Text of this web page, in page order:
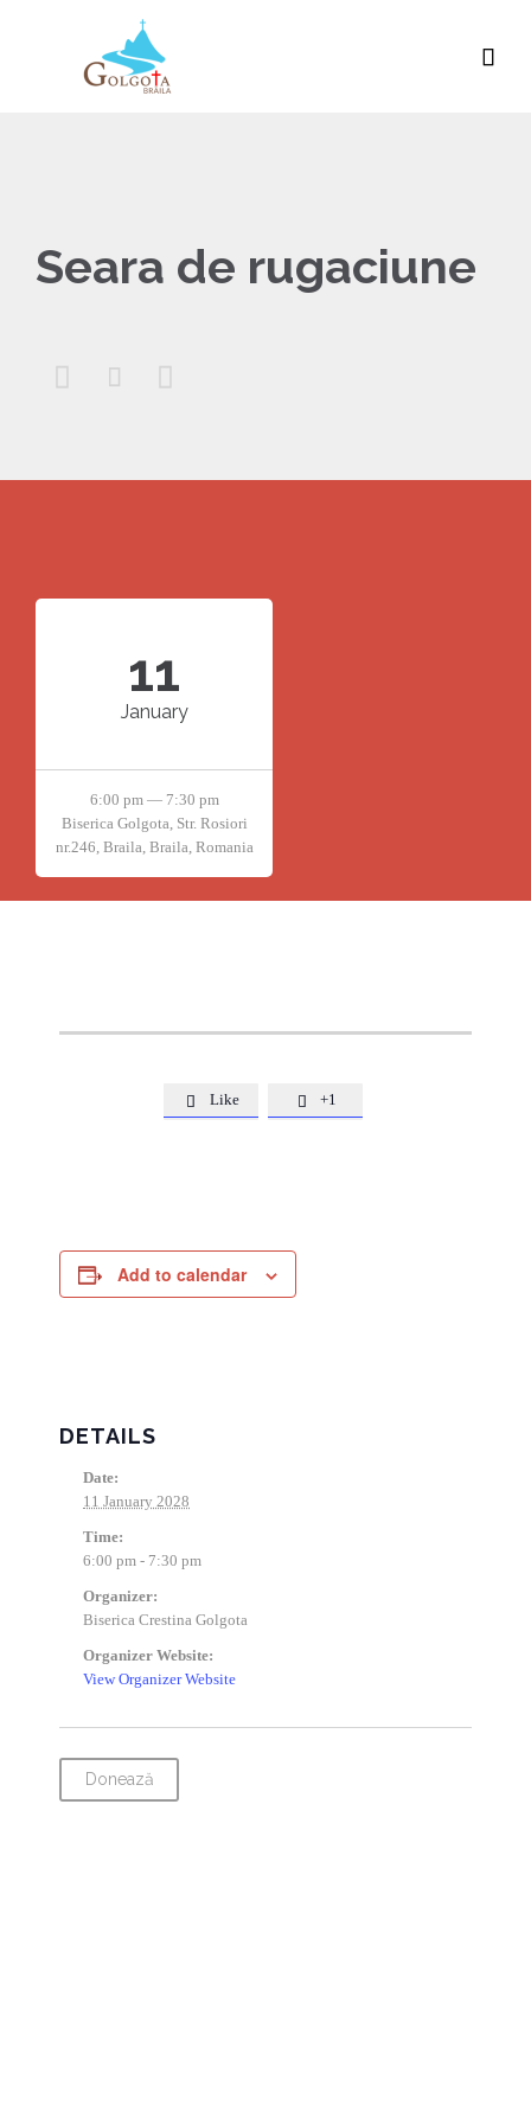

Seara de rugaciune
  
11
January
6:00 pm — 7:30 pm
Biserica Golgota, Str. Rosiori
nr.246, Braila, Braila, Romania
 Like  +1
Add to calendar
DETAILS
Date:
11 January 2028
Time:
6:00 pm - 7:30 pm
Organizer:
Biserica Crestina Golgota
Organizer Website:
View Organizer Website
Donează